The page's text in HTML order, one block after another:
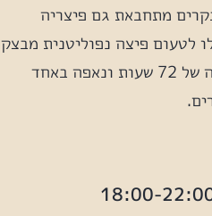
מתחבאת גם פיצריה
לטעום פיצה נפוליטנית מבצק
מחמצת שעובר התפחה ארוכה של 72 שעות ונאפה באחד